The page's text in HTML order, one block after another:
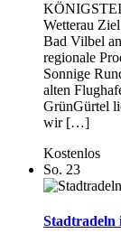
Wetterau
Bad Vilbel
regionale
Sonnige
alten
GrünGürtel
wir […]
Kostenlos
So. 23
Stadtradeln